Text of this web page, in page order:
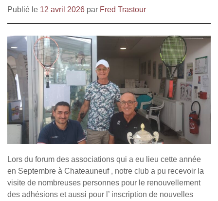
Publié le 12 avril 2026 par Fred Trastour
Lors du forum des associations qui a eu lieu cette année
en Septembre à Chateauneuf , notre club a pu recevoir la
visite de nombreuses personnes pour le renouvellement
des adhésions et aussi pour l’ inscription de nouvelles